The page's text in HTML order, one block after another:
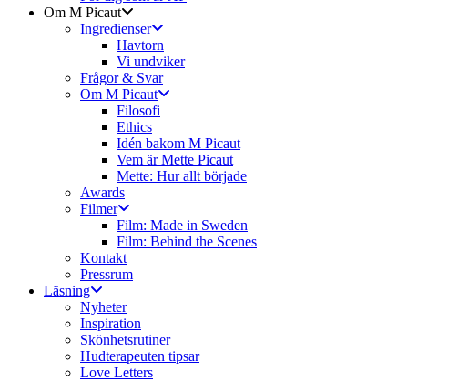
Om M Picaut
Ingredienser
Havtorn
Vi undviker
Frågor & Svar
Om M Picaut
Filosofi
Ethics
Idén bakom M Picaut
Vem är Mette Picaut
Mette: Hur allt började
Awards
Filmer
Film: Made in Sweden
Film: Behind the Scenes
Kontakt
Pressrum
Läsning
Nyheter
Inspiration
Skönhetsrutiner
Hudterapeuten tipsar
Love Letters